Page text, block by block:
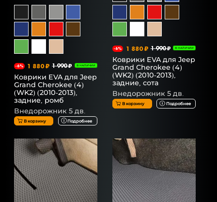
-6% 1 880 ₽ 1 990 ₽ В НАЛИЧИИ
Коврики EVA для Jeep
Grand Cherokee (4)
(WK2) (2010-2013),
задние, ромб
Внедорожник 5 дв.
В корзину Подробнее
-6% 1 880 ₽ 1 990 ₽ В НАЛИЧИИ
Коврики EVA для Jeep
Grand Cherokee (4)
(WK2) (2010-2013),
задние, сота
Внедорожник 5 дв.
В корзину Подробнее